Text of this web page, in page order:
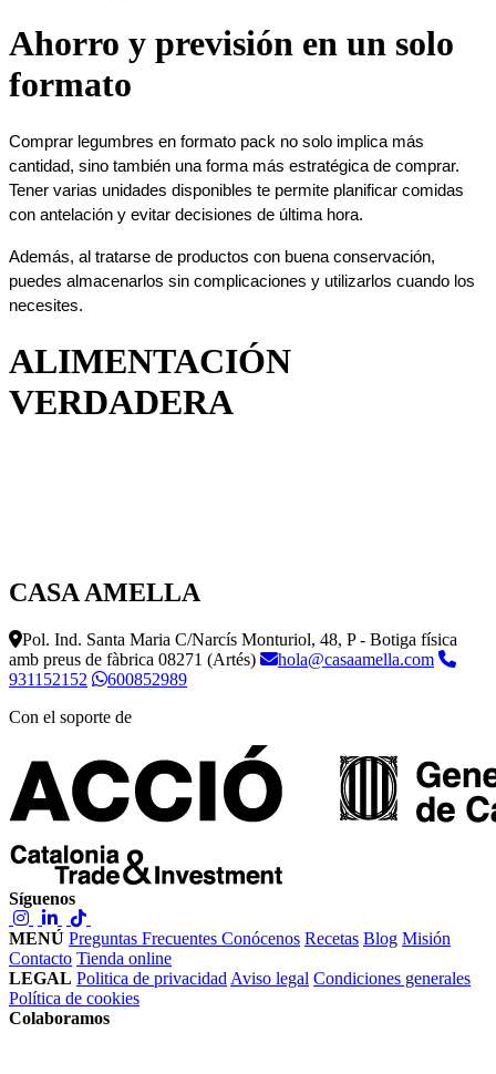
Ahorro y previsión en un solo
formato
Comprar legumbres en formato pack no solo implica más
cantidad, sino también una forma más estratégica de comprar.
Tener varias unidades disponibles te permite planificar comidas
con antelación y evitar decisiones de última hora.
Además, al tratarse de productos con buena conservación,
puedes almacenarlos sin complicaciones y utilizarlos cuando los
necesites.
ALIMENTACIÓN
VERDADERA
CASA AMELLA
Pol. Ind. Santa Maria C/Narcís Monturiol, 48, P - Botiga física
amb preus de fàbrica 08271 (Artés)
hola@casaamella.com
931152152
600852989
Con el soporte de
Síguenos
MENÚ Preguntas Frecuentes Conócenos Recetas Blog Misión
Contacto Tienda online
LEGAL Politica de privacidad Aviso legal Condiciones generales
Política de cookies
Colaboramos